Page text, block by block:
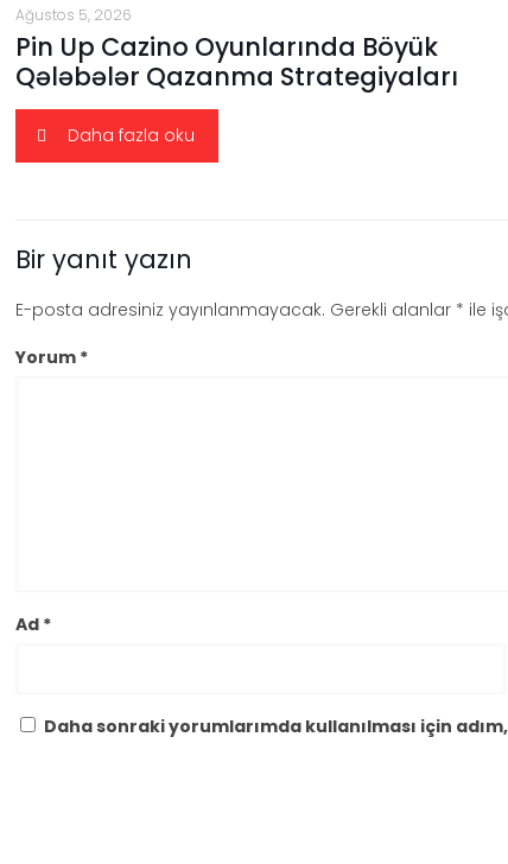
Ağustos 5, 2026
Pin Up Cazino Oyunlarında Böyük
Qələbələr Qazanma Strategiyaları
Daha fazla oku
Bir yanıt yazın
E-posta adresiniz yayınlanmayacak. Gerekli alanlar * ile
Yorum *
Ad *
Daha sonraki yorumlarımda kullanılması için